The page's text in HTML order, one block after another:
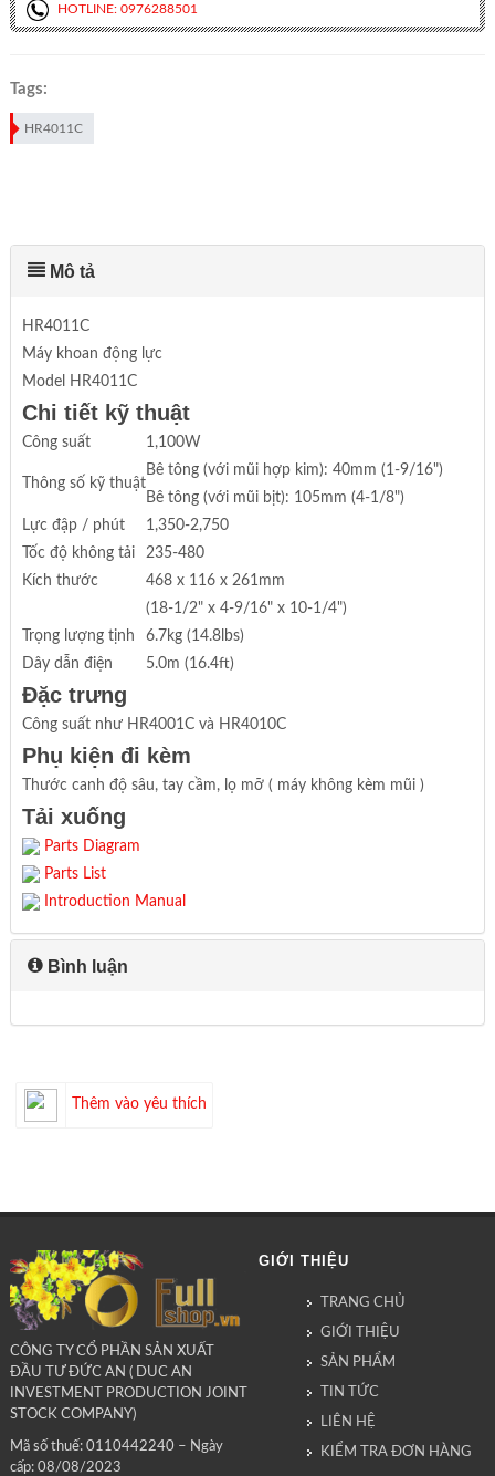
HOTLINE: 0976288501
Tags:
HR4011C
Mô tả
HR4011C
Máy khoan động lực
Model HR4011C
Chi tiết kỹ thuật
Công suất 1,100W
Thông số kỹ thuật
Bê tông (với mũi hợp kim): 40mm (1-9/16")
Bê tông (với mũi bịt): 105mm (4-1/8")
Lực đập / phút
1,350-2,750
Tốc độ không tải
235-480
Kích thước
468 x 116 x 261mm
(18-1/2" x 4-9/16" x 10-1/4")
Trọng lượng tịnh
6.7kg (14.8lbs)
Dây dẫn điện
5.0m (16.4ft)
Đặc trưng
Công suất như HR4001C và HR4010C
Phụ kiện đi kèm
Thước canh độ sâu, tay cầm, lọ mỡ ( máy không kèm mũi )
Tải xuống
Parts Diagram
Parts List
Introduction Manual
Bình luận
Thêm vào yêu thích
CÔNG TY CỔ PHẦN SẢN XUẤT
ĐẦU TƯ ĐỨC AN ( DUC AN
INVESTMENT PRODUCTION JOINT
STOCK COMPANY)
Mã số thuế: 0110442240 – Ngày
cấp: 08/08/2023
GIỚI THIỆU
TRANG CHỦ
GIỚI THIỆU
SẢN PHẨM
TIN TỨC
LIÊN HỆ
KIỂM TRA ĐƠN HÀNG